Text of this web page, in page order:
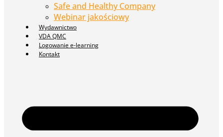
Safe and Healthy Company
Webinar jakościowy
Wydawnictwo
VDA QMC
Logowanie e-learning
Kontakt